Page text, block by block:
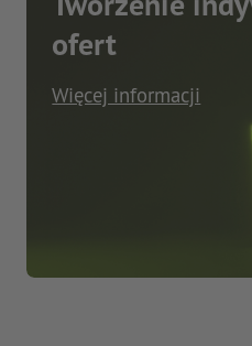
ofert
Więcej informacji